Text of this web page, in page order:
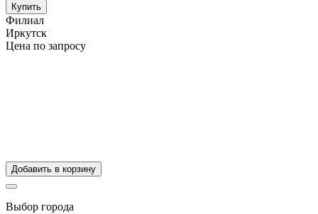
Купить
Филиал
Иркутск
Цена по запросу
Добавить в корзину
Выбор города